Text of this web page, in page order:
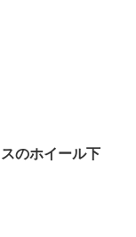
のホイール下